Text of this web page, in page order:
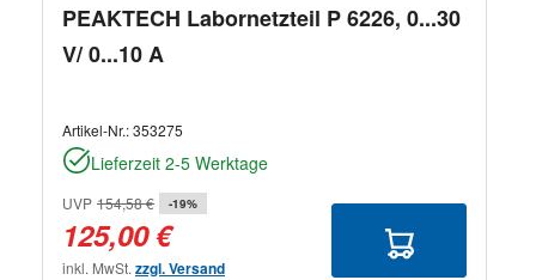
PEAKTECH Labornetzteil P 6226, 0...30
V/ 0...10 A
Artikel-Nr.:353275
Lieferzeit 2-5 Werktage
UVP 154,58 € -19%
125,00 €
inkl. MwSt. zzgl. Versand